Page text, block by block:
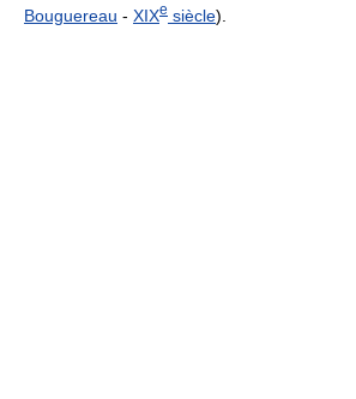
Bouguereau - XIXe siècle).